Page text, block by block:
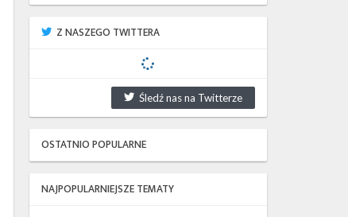
Z NASZEGO TWITTERA
Śledź nas na Twitterze
OSTATNIO POPULARNE
NAJPOPULARNIEJSZE TEMATY